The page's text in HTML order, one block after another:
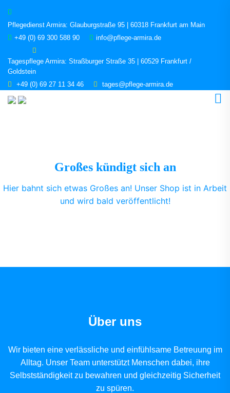
Pflegedienst Armira: Glauburgstraße 95 | 60318 Frankfurt am Main
+49 (0) 69 300 588 90
info@pflege-armira.de
Tagespflege Armira: Straßburger Straße 35 | 60529 Frankfurt /
Goldstein
+49 (0) 69 27 11 34 46
tages@pflege-armira.de
Großes kündigt sich an
Hier bahnt sich etwas Großes an! Unser Shop ist in Arbeit
und wird bald veröffentlicht!
Über uns
Wir bieten eine verlässliche und einfühlsame Betreuung im
Alltag. Unser Team unterstützt Menschen dabei, ihre
Selbstständigkeit zu bewahren und gleichzeitig Sicherheit
zu spüren.